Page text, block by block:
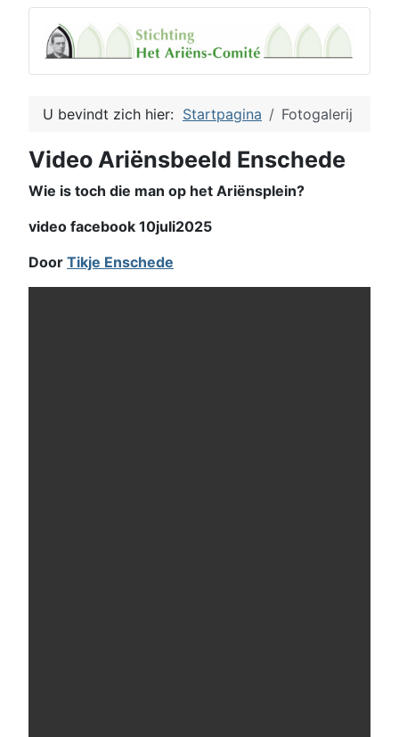
U bevindt zich hier: Startpagina Fotogalerij
Video Ariënsbeeld Enschede
Wie is toch die man op het Ariënsplein?
video facebook 10juli2025
Door Tikje Enschede